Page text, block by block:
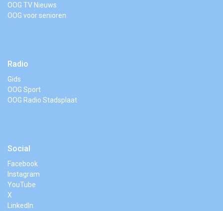
OOG TV Nieuws
OOG voor senioren
Radio
Gids
OOG Sport
OOG Radio Stadsplaat
Social
Facebook
Instagram
YouTube
X
LinkedIn